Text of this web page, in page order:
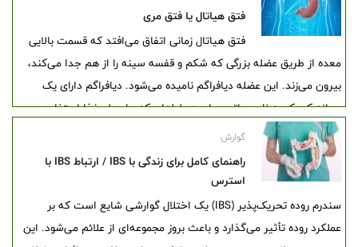
فتق هیاتال یا فتق مری
فتق هیاتال زمانی اتفاق می‌افتد که قسمت بالایی
معده از طریق عضله بزرگی که شکم و قفسه سینه را از هم جدا می‌کند،
بیرون می‌زند. این عضله دیافراگم نامیده می‌شود. دیافراگم دارای یک
دهانه کوچک به نام هیاتوس است. لوله‌ای که برای بلع غذا استفاده
می‌شود، مری نام دارد، قبل از اتصال به معده از میان هیاتوس عبور
می‌کند. در فتق هیاتال، معده از طریق آن دهانه به سمت بالا و به داخل
قفسه سینه فشار می‌آورد.
گوارش
راهنمای کامل برای زندگی با IBS / ارتباط IBS با
استرس
سندرم روده تحریک‌پذیر (IBS) یک اختلال گوارشی شایع است که بر
عملکرد روده تأثیر می‌گذارد و باعث بروز مجموعه‌ای از علائم می‌شود. این